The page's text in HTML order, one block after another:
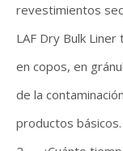
revestimientos
LAF Dry Bulk
en copos, en
de la
productos básicos.